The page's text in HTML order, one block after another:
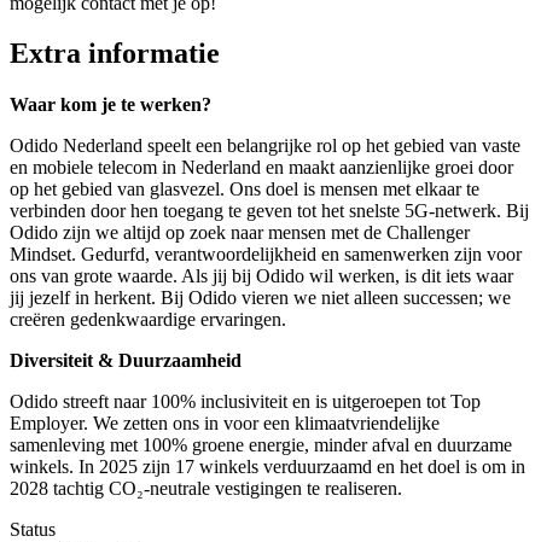
Extra informatie
Waar kom je te werken?
Odido Nederland speelt een belangrijke rol op het gebied van vaste
en mobiele telecom in Nederland en maakt aanzienlijke groei door
op het gebied van glasvezel. Ons doel is mensen met elkaar te
verbinden door hen toegang te geven tot het snelste 5G-netwerk. Bij
Odido zijn we altijd op zoek naar mensen met de Challenger
Mindset. Gedurfd, verantwoordelijkheid en samenwerken zijn voor
ons van grote waarde. Als jij bij Odido wil werken, is dit iets waar
jij jezelf in herkent. Bij Odido vieren we niet alleen successen; we
creëren gedenkwaardige ervaringen.
Diversiteit & Duurzaamheid
Odido streeft naar 100% inclusiviteit en is uitgeroepen tot Top
Employer. We zetten ons in voor een klimaatvriendelijke
samenleving met 100% groene energie, minder afval en duurzame
winkels. In 2025 zijn 17 winkels verduurzaamd en het doel is om in
2028 tachtig CO₂-neutrale vestigingen te realiseren.
Status